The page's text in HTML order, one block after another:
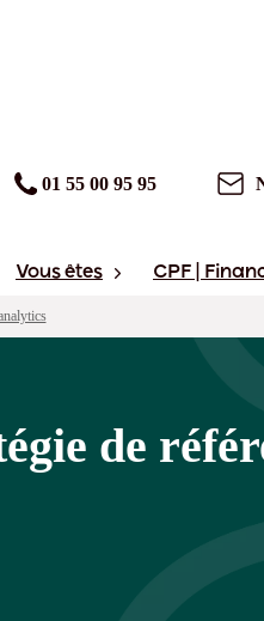
01 55 00 95 95
Vous êtes CPF |
de